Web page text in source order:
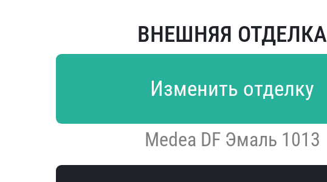
ВНЕШНЯЯ ОТДЕЛКА
Изменить отделку
Medea DF Эмаль 1013